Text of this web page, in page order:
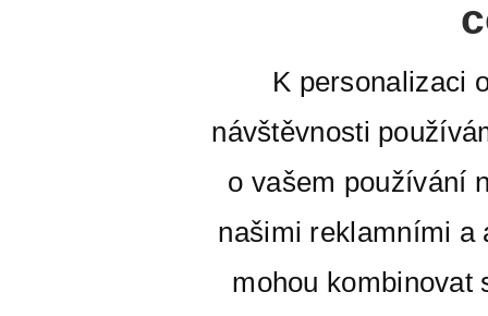
K personalizaci
návštěvnosti
o vašem používání
našimi reklamními a
mohou kombinovat